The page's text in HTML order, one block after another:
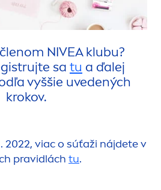
NIVEAklubu?
sa tu a ďalej
vyššie uvedených
krokov.
2022, viac o súťaži nájdete v
pravidlách tu.